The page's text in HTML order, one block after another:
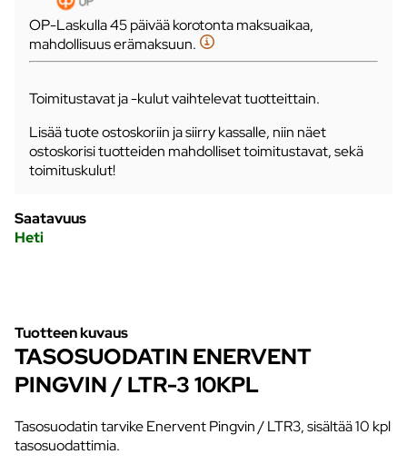
OP-Laskulla 45 päivää korotonta maksuaikaa,
mahdollisuus erämaksuun.
Toimitustavat ja -kulut vaihtelevat tuotteittain.
Lisää tuote ostoskoriin ja siirry kassalle, niin näet
ostoskorisi tuotteiden mahdolliset toimitustavat, sekä
toimituskulut!
Saatavuus
Heti
Tuotteen kuvaus
TASOSUODATIN ENERVENT
PINGVIN / LTR-3 10KPL
Tasosuodatin tarvike Enervent Pingvin / LTR3, sisältää 10 kpl
tasosuodattimia.